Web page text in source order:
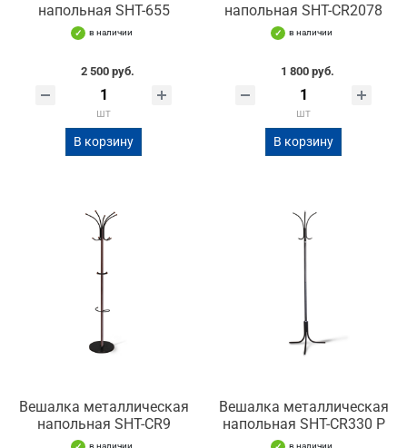
напольная SHT-655
в наличии
2 500 руб.
шт
В корзину
напольная SHT-CR2078
в наличии
1 800 руб.
шт
В корзину
Вешалка металлическая
напольная SHT-CR9
в наличии
Вешалка металлическая
напольная SHT-CR330 Р
в наличии